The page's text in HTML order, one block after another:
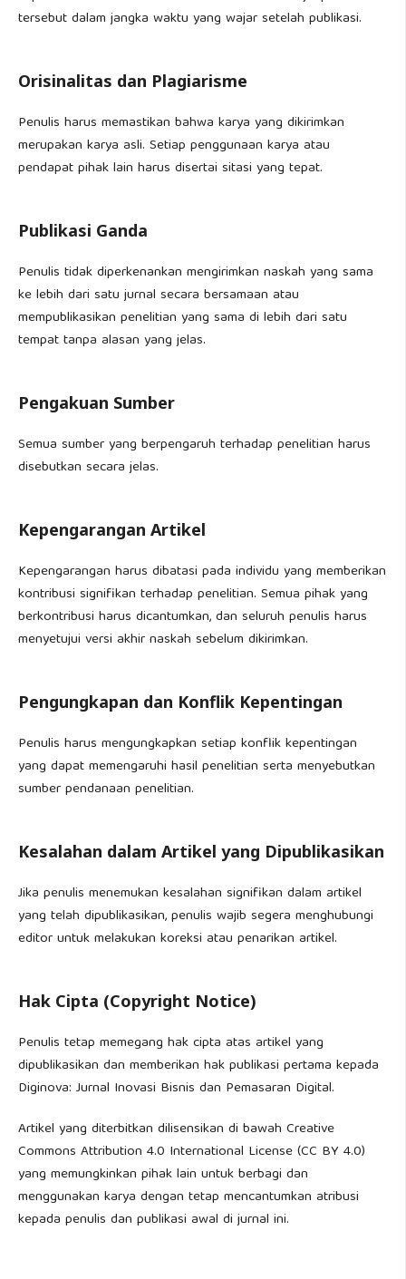
tersebut dalam jangka waktu yang wajar setelah publikasi.
Orisinalitas dan Plagiarisme
Penulis harus memastikan bahwa karya yang dikirimkan
merupakan karya asli. Setiap penggunaan karya atau
pendapat pihak lain harus disertai sitasi yang tepat.
Publikasi Ganda
Penulis tidak diperkenankan mengirimkan naskah yang sama
ke lebih dari satu jurnal secara bersamaan atau
mempublikasikan penelitian yang sama di lebih dari satu
tempat tanpa alasan yang jelas.
Pengakuan Sumber
Semua sumber yang berpengaruh terhadap penelitian harus
disebutkan secara jelas.
Kepengarangan Artikel
Kepengarangan harus dibatasi pada individu yang memberikan
kontribusi signifikan terhadap penelitian. Semua pihak yang
berkontribusi harus dicantumkan, dan seluruh penulis harus
menyetujui versi akhir naskah sebelum dikirimkan.
Pengungkapan dan Konflik Kepentingan
Penulis harus mengungkapkan setiap konflik kepentingan
yang dapat memengaruhi hasil penelitian serta menyebutkan
sumber pendanaan penelitian.
Kesalahan dalam Artikel yang Dipublikasikan
Jika penulis menemukan kesalahan signifikan dalam artikel
yang telah dipublikasikan, penulis wajib segera menghubungi
editor untuk melakukan koreksi atau penarikan artikel.
Hak Cipta (Copyright Notice)
Penulis tetap memegang hak cipta atas artikel yang
dipublikasikan dan memberikan hak publikasi pertama kepada
Diginova: Jurnal Inovasi Bisnis dan Pemasaran Digital.
Artikel yang diterbitkan dilisensikan di bawah Creative
Commons Attribution 4.0 International License (CC BY 4.0)
yang memungkinkan pihak lain untuk berbagi dan
menggunakan karya dengan tetap mencantumkan atribusi
kepada penulis dan publikasi awal di jurnal ini.